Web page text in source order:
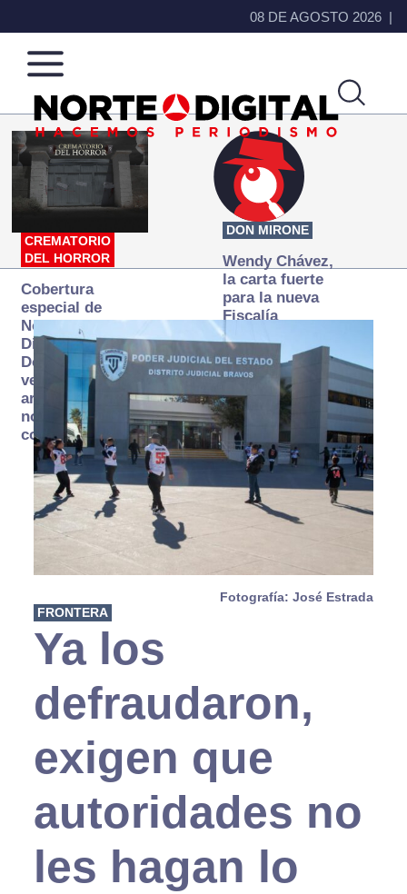
08 DE AGOSTO 2026
Norte
de
Ciudad
Más
que
noticias,
hacemos periodismo
CREMATORIO
DEL HORROR
Cobertura
especial de
Norte
Digital:
Donde la
verdad
arde… pero
no se
consume
DON MIRONE
Wendy Chávez,
la carta fuerte
para la nueva
Fiscalía
autónoma
Fotografía: José Estrada
FRONTERA
Ya los
defraudaron,
exigen que
autoridades no
les hagan lo